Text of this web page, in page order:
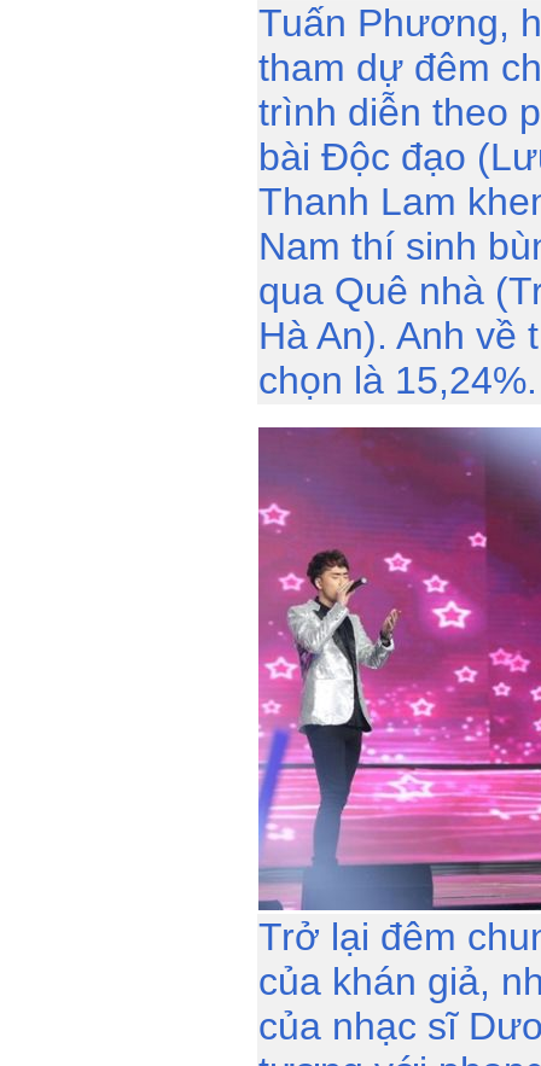
Tuấn Phương,
tham dự đêm
trình diễn theo
bài Độc đạo
Thanh Lam
Nam thí sinh
qua Quê nhà
Hà An). Anh
chọn là 15,24%.
Trở lại đêm
của khán giả,
của nhạc sĩ